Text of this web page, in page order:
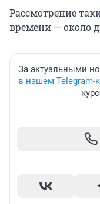
Рассмотрение
времени — около
За актуальными
в нашем Telegram-